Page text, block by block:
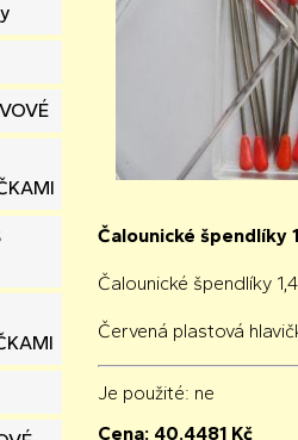
Čalounické špendlíky
Čalounické špendlíky
Červená plastová
Je použité: ne
Cena: 40.4481 Kč